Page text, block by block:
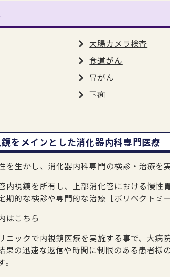
大腸カメラ検査
食道がん
胃がん
下痢
をメインとした消化器内科専門医療
を生かし、消化器内科専門の検診・治療を実
内視鏡を所有し、上部消化管における慢
期的な検診や専門的な治療［ポリペクトミ
はこちら
ニックで内視鏡医療を実施する事で、大
果の迅速な返信や時間に制限のある患者